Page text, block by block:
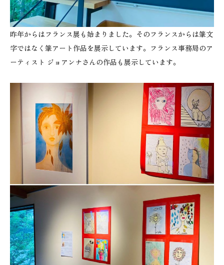
昨年からはフランス展も始まりました。そのフランスからは筆文
字ではなく筆アート作品を展示しています。フランス事務局のア
ーティスト ジョアンナさんの作品も展示しています。